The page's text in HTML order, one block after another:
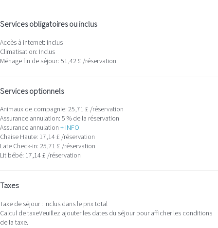
Services obligatoires ou inclus
Accès à internet: Inclus
Climatisation: Inclus
Ménage fin de séjour: 51,42 £ /réservation
Services optionnels
Animaux de compagnie: 25,71 £ /réservation
Assurance annulation: 5 % de la réservation
Assurance annulation + INFO
Chaise Haute: 17,14 £ /réservation
Late Check-in: 25,71 £ /réservation
Lit bébé: 17,14 £ /réservation
Taxes
Taxe de séjour : inclus dans le prix total
Calcul de taxeVeuillez ajouter les dates du séjour pour afficher les conditions
de la taxe.